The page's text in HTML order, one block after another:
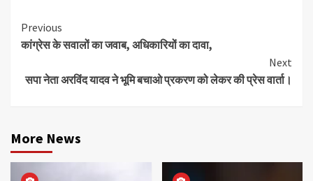
Continue
Reading
Previous
कांग्रेस के सवालों का जवाब, अधिकारियों का दावा,
Next
सपा नेता अरविंद यादव ने भूमि बचाओ प्रकरण को लेकर की प्रेस वार्ता।
More News